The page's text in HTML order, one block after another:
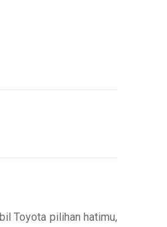
Toyota pilihan hatimu,